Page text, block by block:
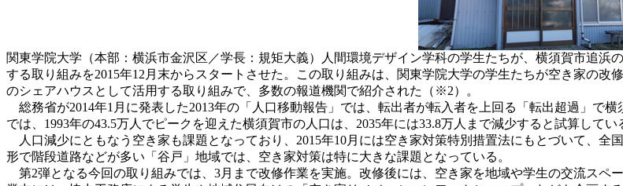
関東学院大学（本部：横浜市金沢区／学長：規矩大義）人間環境デザイン学科の学生たちが、横須賀市追
する取り組みを2015年12月末からスタートさせた。この取り組みは、関東学院大学の学生たちが空き家の
のシェアハウスとして活用する取り組みで、多数の報道機関で紹介された（※2）。
総務省が2014年1月に発表した2013年の「人口移動報告」では、転出者が転入者を上回る「転出超過」で
では、1993年の43.5万人でピークを迎えた横須賀市の人口は、2035年には33.8万人まで減少すると試算してい
人口減少にともなう空き家も課題となっており、2015年10月には空き家対策特別措置法にもとづいて、
形で階段道路などが多い「谷戸」地域では、空き家対策は特に大きな課題となっている。
第2弾となる今回の取り組みでは、3月まで改修作業を実施。改修後には、空き家を地域や学生の交流スペ